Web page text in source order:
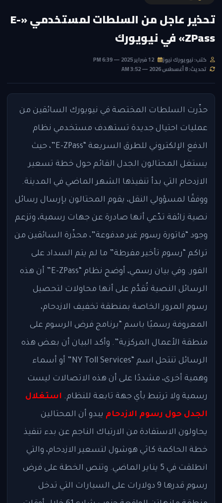
تحذير عاجل من السلطات لمستخدمي «E-
ZPass» في نيويورك
كتب: نيويورك نيوز
تحديث: 8 أغسطس 2026 — 3:52 AM
حذّرت السلطات المختصة في نيويورك السائقين من
عمليات احتيال جديدة تستهدف مستخدمي نظام
الدفع الإلكتروني للطرق السريعة “E-ZPass”، حيث
يستغل المحتالون الجدل القائم حول خطة تسعير
الازدحام التي بدأ تنفيذها الشهر الماضي في المدينة.
ووفقًا لمسؤولي النقل، يقوم المحتالون بإرسال رسائل
نصية زائفة تدّعي أنها صادرة عن جهات رسمية، وتزعم
وجود “فاتورة رسوم غير مدفوعة”، محذّرة السائقين من
تراكم “رسوم تأخير مفرطة” ما لم يتم السداد على
الفور. وفي بيان رسمي، أوضح نظام “E-ZPass” أن هذه
الرسائل النصية تُقدَّم على أنها محاولات لتحصيل
رسوم المرور الخاصة بمنطقة تخفيف الازدحام،
المعروفة رسميًا باسم “برنامج فرض الرسوم على
منطقة الأعمال المركزية”. وأكد البيان أن بعض هذه
الرسائل تنتحل اسم “NY Toll Services” أو أسماء
وهمية أخرى، مشددًا على أن هذه الاتصالات ليست
رسمية ولا ترتبط بأي جهة تابعة للنظام. استغلال
الجدل حول رسوم الازدحام يبدو أن المحتالين
يحاولون الاستفادة من الارتباك الناجم عن بدء تنفيذ
خطة الحاكمة كاثي هوشول لتسعير الازدحام، والتي
انطلقت في 5 يناير الماضي. وتنص الخطة على فرض
رسوم قدرها 9 دولارات على السيارات التي تدخل